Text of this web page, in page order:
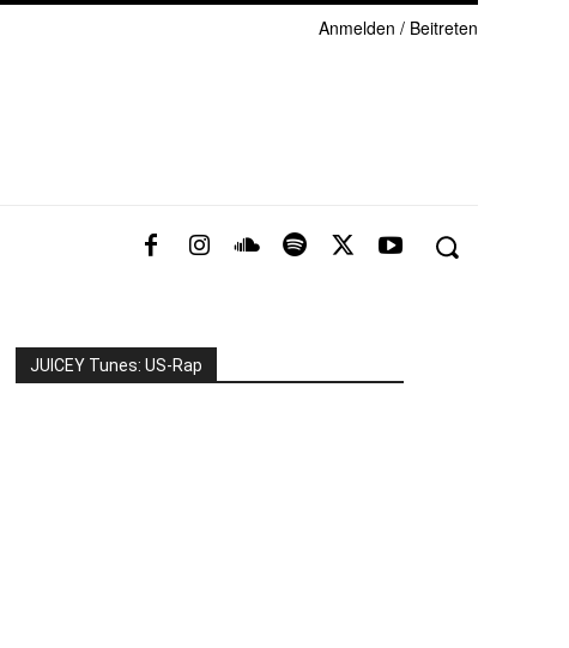
Anmelden / Beitreten
JUICEY Tunes: US-Rap